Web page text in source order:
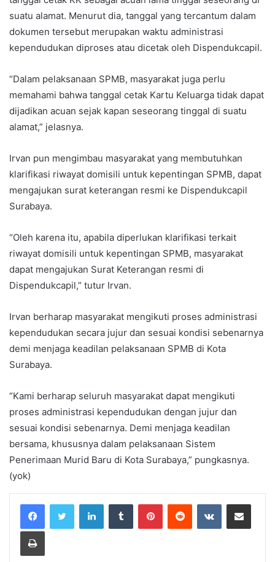
suatu alamat. Menurut dia, tanggal yang tercantum dalam
dokumen tersebut merupakan waktu administrasi
kependudukan diproses atau dicetak oleh Dispendukcapil.
“Dalam pelaksanaan SPMB, masyarakat juga perlu
memahami bahwa tanggal cetak Kartu Keluarga tidak dapat
dijadikan acuan sejak kapan seseorang tinggal di suatu
alamat,” jelasnya.
Irvan pun mengimbau masyarakat yang membutuhkan
klarifikasi riwayat domisili untuk kepentingan SPMB, dapat
mengajukan surat keterangan resmi ke Dispendukcapil
Surabaya.
“Oleh karena itu, apabila diperlukan klarifikasi terkait
riwayat domisili untuk kepentingan SPMB, masyarakat
dapat mengajukan Surat Keterangan resmi di
Dispendukcapil,” tutur Irvan.
Irvan berharap masyarakat mengikuti proses administrasi
kependudukan secara jujur dan sesuai kondisi sebenarnya
demi menjaga keadilan pelaksanaan SPMB di Kota
Surabaya.
“Kami berharap seluruh masyarakat dapat mengikuti
proses administrasi kependudukan dengan jujur dan
sesuai kondisi sebenarnya. Demi menjaga keadilan
bersama, khususnya dalam pelaksanaan Sistem
Penerimaan Murid Baru di Kota Surabaya,” pungkasnya.
(yok)
LinkedInTumblr PinterestReddit VKontakteShare via Email
Print